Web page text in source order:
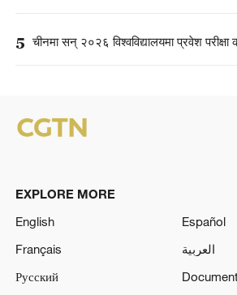
5 चीनमा सन् २०२६ विश्वविद्यालयमा प्रवेश
EXPLORE MORE
English
Español
Français
العربية
Русский